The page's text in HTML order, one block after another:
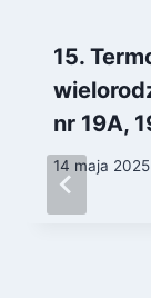
15.
nr 19A,
14 maja 2025